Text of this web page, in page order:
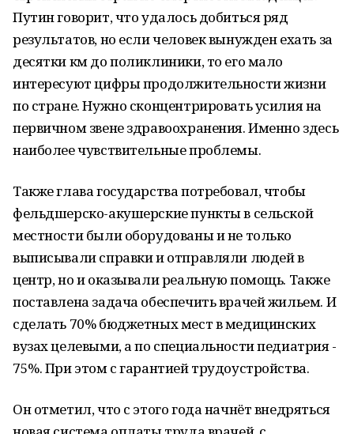
Путин говорит, что удалось добиться ряд
результатов, но если человек вынужден ехать за
десятки км до поликлиники, то его мало
интересуют цифры продолжительности жизни
по стране. Нужно сконцентрировать усилия на
первичном звене здравоохранения. Именно здесь
наиболее чувствительные проблемы.
Также глава государства потребовал, чтобы
фельдшерско-акушерские пункты в сельской
местности были оборудованы и не только
выписывали справки и отправляли людей в
центр, но и оказывали реальную помощь. Также
поставлена задача обеспечить врачей жильем. И
сделать 70% бюджетных мест в медицинских
вузах целевыми, а по специальности педиатрия -
75%. При этом с гарантией трудоустройства.
Он отметил, что с этого года начнёт внедряться